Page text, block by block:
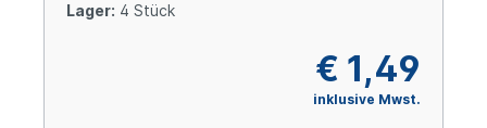
Lager: 4 Stück
€ 1,49
inklusive Mwst.